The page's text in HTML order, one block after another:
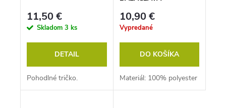
11,50 €
Skladom 3 ks
DETAIL
Pohodlné tričko.
10,90 €
Vypredané
DO KOŠÍKA
Materiál: 100% polyester